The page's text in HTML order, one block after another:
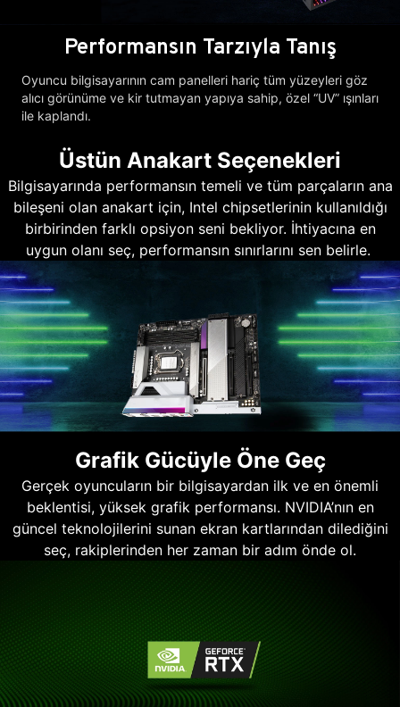
Performansın Tarzıyla Tanış
Oyuncu bilgisayarının cam panelleri hariç tüm yüzeyleri göz
alıcı görünüme ve kir tutmayan yapıya sahip, özel “UV” ışınları
ile kaplandı.
Üstün Anakart Seçenekleri
Bilgisayarında performansın temeli ve tüm parçaların ana
bileşeni olan anakart için, Intel chipsetlerinin kullanıldığı
birbirinden farklı opsiyon seni bekliyor. İhtiyacına en
uygun olanı seç, performansın sınırlarını sen belirle.
Grafik Gücüyle Öne Geç
Gerçek oyuncuların bir bilgisayardan ilk ve en önemli
beklentisi, yüksek grafik performansı. NVIDIA’nın en
güncel teknolojilerini sunan ekran kartlarından dilediğini
seç, rakiplerinden her zaman bir adım önde ol.